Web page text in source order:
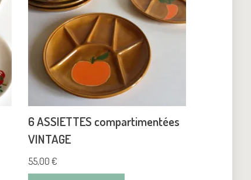
6 ASSIETTES compartimentées
VINTAGE
55,00€